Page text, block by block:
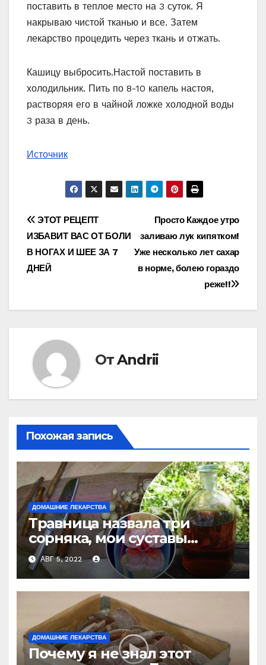
поставить в теплое место на 3 суток. Я
накрываю чистой тканью и все. Затем
лекарство процедить через ткань и отжать.
Кашицу выбросить.Настой поставить в
холодильник. Пить по 8-10 капель настоя,
растворяя его в чайной ложке холодной воды
3 раза в день.
Источник
Навигация
по
записям
Просто Каждое утро
заливаю лук кипятком!
Уже несколько лет сахар
в норме, болею гораздо
реже!!
ЭТОТ РЕЦЕПТ
ИЗБАВИТ ВАС ОТ БОЛИ
В НОГАХ И ШЕЕ ЗА 7
ДНЕЙ
ОтAndrii
Похожая запись
ДОМАШНИЕ ЛЕКАРСТВА
Травница назвала три
сорняка, мои суставы
больше не болят
АВГ 5, 2022
ДОМАШНИЕ ЛЕКАРСТВА
Почему я не знал этот